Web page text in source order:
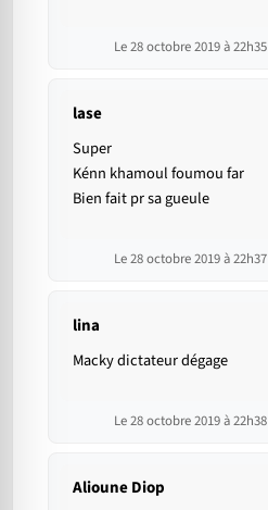
Le 28 octobre 2019 à 22h35
lase
Super
Kénn khamoul foumou far
Bien fait pr sa gueule
Le 28 octobre 2019 à 22h37
lina
Macky dictateur dégage
Le 28 octobre 2019 à 22h38
Alioune Diop